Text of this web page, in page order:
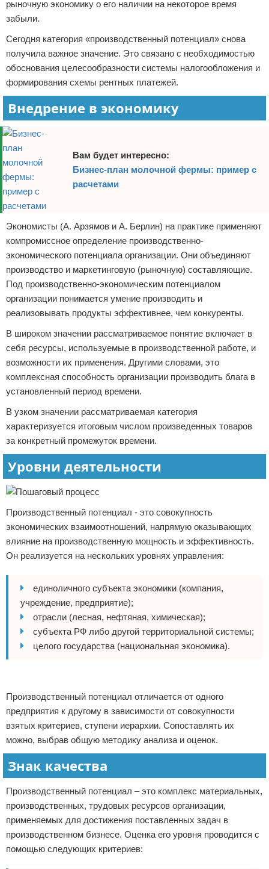
рыночную экономику о его наличии на некоторое время
забыли.
Сегодня категория «производственный потенциал» снова
получила важное значение. Это связано с необходимостью
обоснования целесообразности системы налогообложения и
формирования схемы рентных платежей.
Внедрение в экономику
Вам будет интересно:
Бизнес-план молочной фермы: пример с
расчетами
Экономисты (А. Арзямов и А. Берлин) на практике применяют
компромиссное определение производственно-
экономического потенциала организации. Они объединяют
производство и маркетинговую (рыночную) составляющие.
Под производственно-экономическим потенциалом
организации понимается умение производить и
реализовывать продукты эффективнее, чем конкуренты.
В широком значении рассматриваемое понятие включает в
себя ресурсы, используемые в производственной работе, и
возможности их применения. Другими словами, это
комплексная способность организации производить блага в
установленный период времени.
В узком значении рассматриваемая категория
характеризуется итоговым числом произведенных товаров
за конкретный промежуток времени.
Уровни деятельности
Производственный потенциал - это совокупность
экономических взаимоотношений, напрямую оказывающих
влияние на производственную мощность и эффективность.
Он реализуется на нескольких уровнях управления:
единоличного субъекта экономики (компания,
учреждение, предприятие);
отрасли (лесная, нефтяная, химическая);
субъекта РФ либо другой территориальной системы;
целого государства (национальная экономика).
Производственный потенциал отличается от одного
предприятия к другому в зависимости от совокупности
взятых критериев, ступени иерархии. Сопоставлять их
можно, выбрав общую методику анализа и оценок.
Знак качества
Производственный потенциал – это комплекс материальных,
производственных, трудовых ресурсов организации,
применяемых для достижения поставленных задач в
производственном бизнесе. Оценка его уровня проводится с
помощью следующих критериев: